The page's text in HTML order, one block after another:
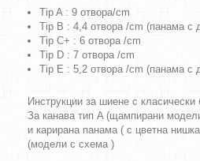
Tip A : 9 отвора/cm
Tip B : 4,4 отвора /cm (панама с
Tip C+ : 6 отвора /cm
Tip D : 7 отвора /cm
Tip E : 5,2 отвора /cm (панама с
Инструкции за шиене с класически
За канава тип A (щампирани
и карирана панама ( с цветна
(модели с схема )